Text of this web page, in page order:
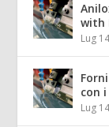
with
Lug
con
Lug